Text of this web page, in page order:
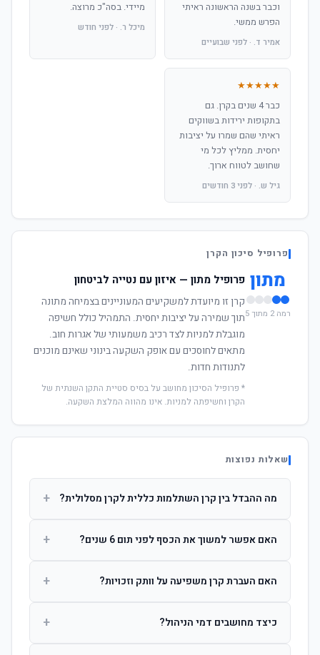
וכבר בשנה הראשונה ראיתי
הפרש ממשי.
אמיר ד. · לפני שבועיים
מיידי. בסה"כ מרוצה.
מיכל ר. · לפני חודש
★★★★★
כבר 4 שנים בקרן. גם
בתקופות ירידות בשווקים
ראיתי שהם שמרו על יציבות
יחסית. ממליץ לכל מי
שחושב לטווח ארוך.
גיל ש. · לפני 3 חודשים
פרופיל סיכון הקרן
מתון
רמה 2 מתוך 5
פרופיל מתון — איזון עם נטייה לביטחון
קרן זו מיועדת למשקיעים המעוניינים בצמיחה מתונה
תוך שמירה על יציבות יחסית. התמהיל כולל חשיפה
מוגבלת למניות לצד רכיב משמעותי של אגרות חוב.
מתאים לחוסכים עם אופק השקעה בינוני שאינם מוכנים
לתנודות חדות.
* פרופיל הסיכון מחושב על בסיס סטיית התקן השנתית של
הקרן וחשיפתה למניות. אינו מהווה המלצת השקעה.
שאלות נפוצות
מה ההבדל בין קרן השתלמות כללית לקרן מסלולית? +
ההשקעות. קרן מסלולית עוקבת אחרי מדד ספציפי ומאפשרת
האם אפשר למשוך את הכסף לפני תום 6 שנים? +
הרווחים. לאחר 6 שנים ניתן למשוך פטור ממס עד לתקרה
האם העברת קרן משפיעה על וותק וזכויות? +
החברות. הוותק ממשיך להיספר מיום ההפקדה הראשונה.
כיצד מחושבים דמי הניהול? +